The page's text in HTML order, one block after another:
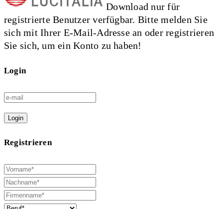
Download nur für
registrierte Benutzer verfügbar. Bitte melden Sie
sich mit Ihrer E-Mail-Adresse an oder registrieren
Sie sich, um ein Konto zu haben!
Login
Login
Registrieren